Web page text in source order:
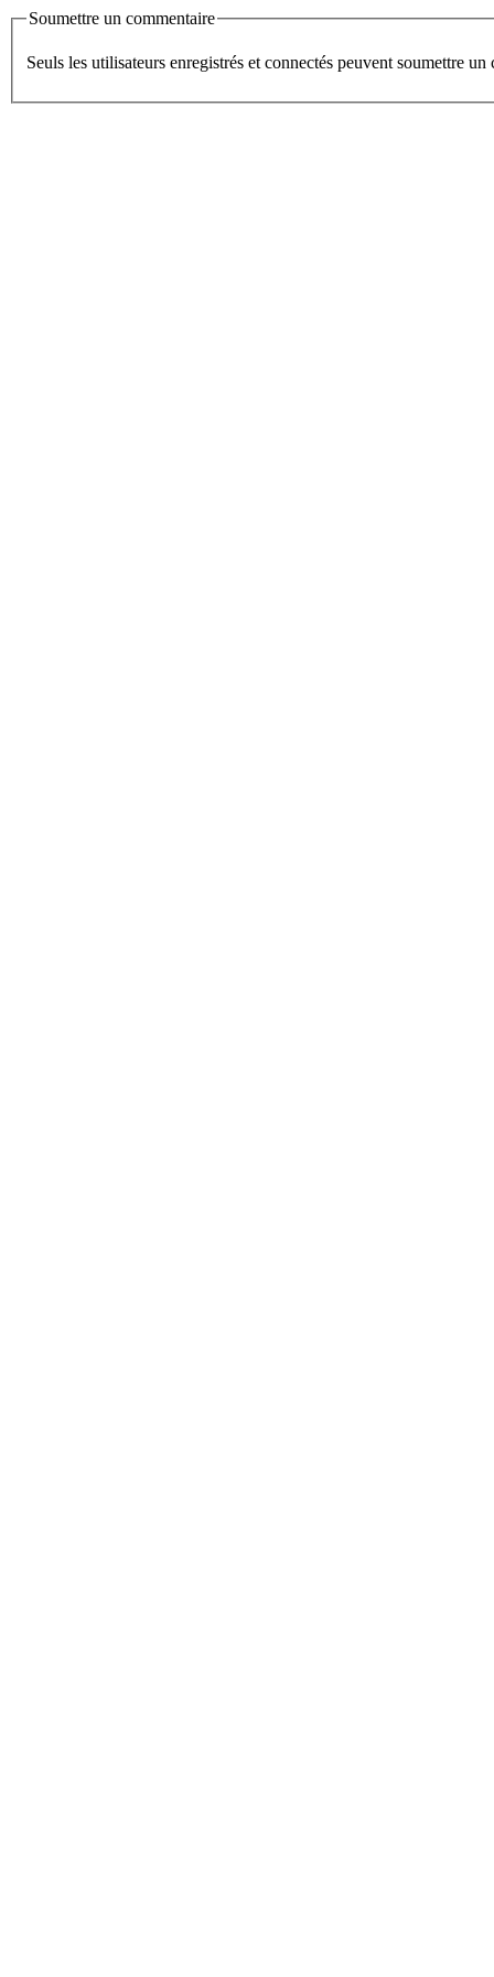
Soumettre un commentaire
Seuls les utilisateurs enregistrés et connectés peuvent soumettre un